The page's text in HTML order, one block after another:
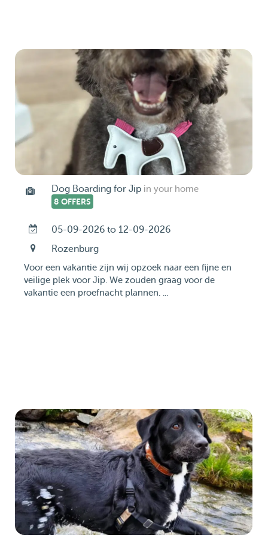
Dog Boarding for Jip in your home
8 OFFERS
05-09-2026 to 12-09-2026
Rozenburg
Voor een vakantie zijn wij opzoek naar een fijne en
veilige plek voor Jip. We zouden graag voor de
vakantie een proefnacht plannen. ...